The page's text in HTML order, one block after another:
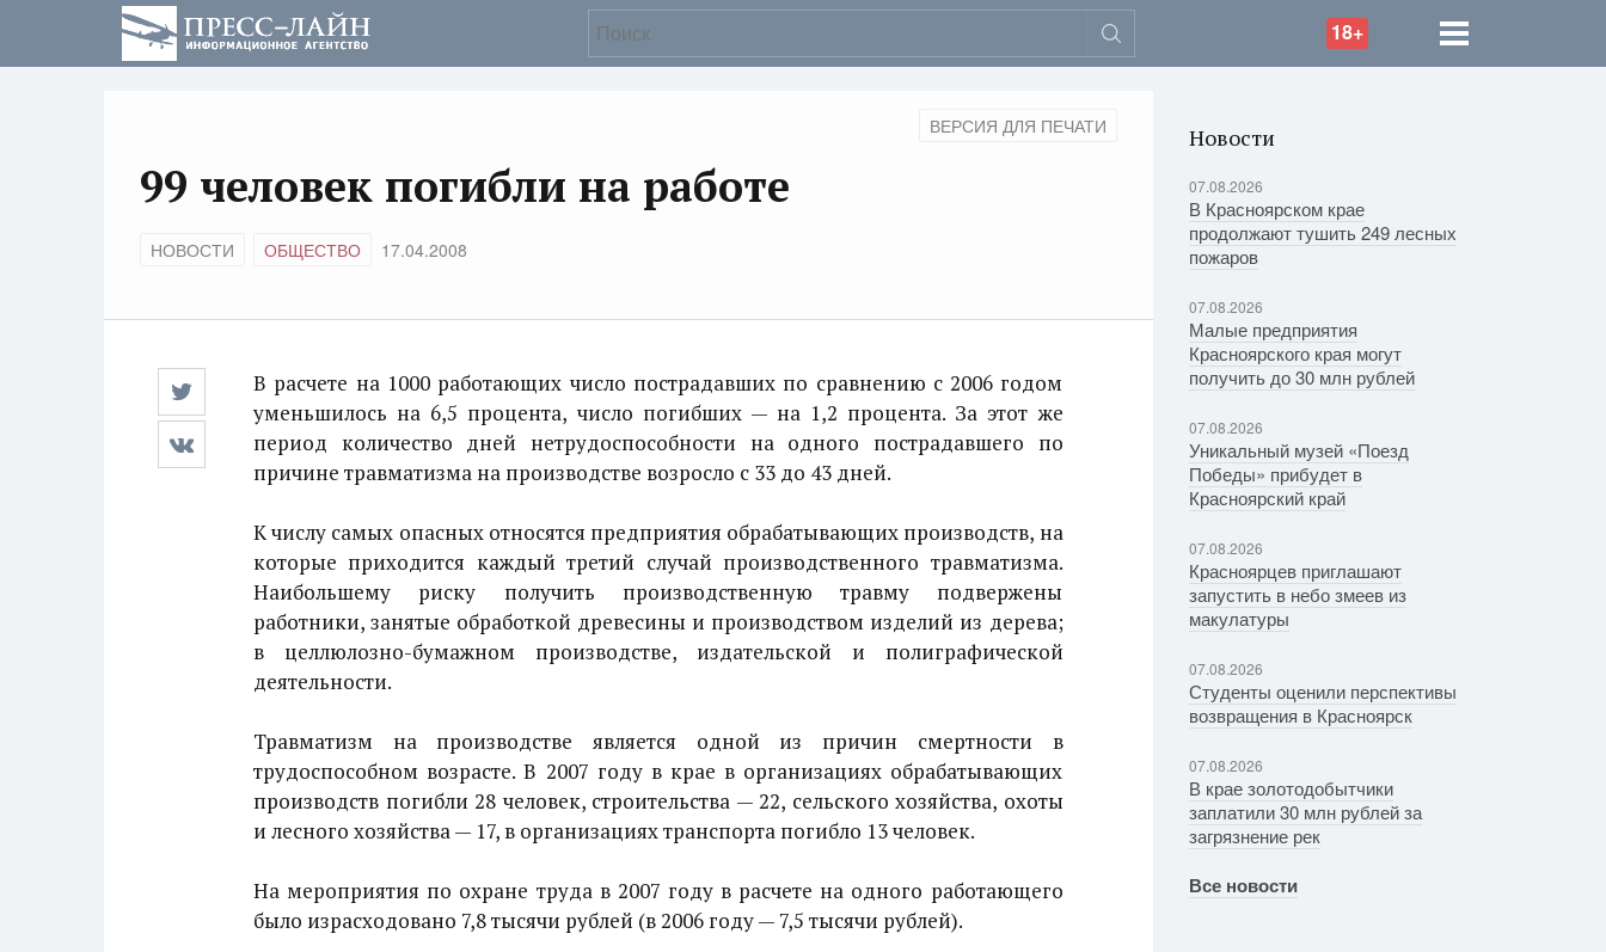
18+
ВЕРСИЯ ДЛЯ ПЕЧАТИ
99 человек погибли на работе
НОВОСТИ ОБЩЕСТВО 17.04.2008
В расчете на 1000 работающих число пострадавших по сравнению с 2006 годом
уменьшилось на 6,5 процента, число погибших — на 1,2 процента. За этот же
период количество дней нетрудоспособности на одного пострадавшего по
причине травматизма на производстве возросло с 33 до 43 дней.
К числу самых опасных относятся предприятия обрабатывающих производств, на
которые приходится каждый третий случай производственного травматизма.
Наибольшему риску получить производственную травму подвержены
работники, занятые обработкой древесины и производством изделий из дерева;
в целлюлозно-бумажном производстве, издательской и полиграфической
деятельности.
Травматизм на производстве является одной из причин смертности в
трудоспособном возрасте. В 2007 году в крае в организациях обрабатывающих
производств погибли 28 человек, строительства — 22, сельского хозяйства, охоты
и лесного хозяйства — 17, в организациях транспорта погибло 13 человек.
На мероприятия по охране труда в 2007 году в расчете на одного работающего
было израсходовано 7,8 тысячи рублей (в 2006 году — 7,5 тысячи рублей).
Новости
07.08.2026
В Красноярском крае
продолжают тушить 249 лесных
пожаров
07.08.2026
Малые предприятия
Красноярского края могут
получить до 30 млн рублей
07.08.2026
Уникальный музей «Поезд
Победы» прибудет в
Красноярский край
07.08.2026
Красноярцев приглашают
запустить в небо змеев из
макулатуры
07.08.2026
Студенты оценили перспективы
возвращения в Красноярск
07.08.2026
В крае золотодобытчики
заплатили 30 млн рублей за
загрязнение рек
Все новости